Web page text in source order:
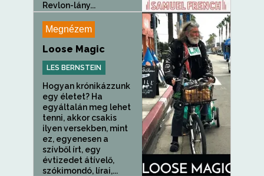
Revlon-lány...
Megnézem
Loose Magic
LES BERNSTEIN
Hogyan krónikázzunk
egy életet? Ha
egyáltalán meg lehet
tenni, akkor csakis
ilyen versekben, mint
ez, egyenesen a
szívből írt, egy
évtizedet átívelő,
szókimondó, lírai,...